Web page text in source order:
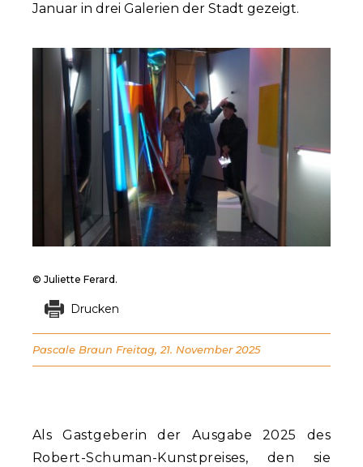
Januar in drei Galerien der Stadt gezeigt.
Als Gastgeberin der Ausgabe 2025 des
Robert-Schuman-Kunstpreises, den sie
© Juliette Ferard.
Drucken
Pascale Braun Freitag, 21. November 2025